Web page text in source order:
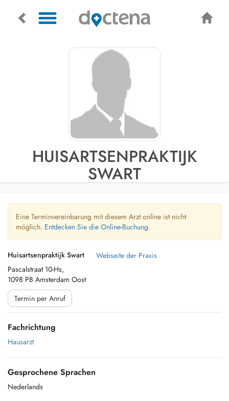
HUISARTSENPRAKTIJK
SWART
Eine Terminvereinbarung mit diesem Arzt online ist nicht
möglich. Entdecken Sie die Online-Buchung.
Huisartsenpraktijk Swart
Pascalstraat 10-Hs,
1098 PB Amsterdam Oost
Webseite der Praxis
Termin per Anruf
Fachrichtung
Hausarzt
Gesprochene Sprachen
Nederlands